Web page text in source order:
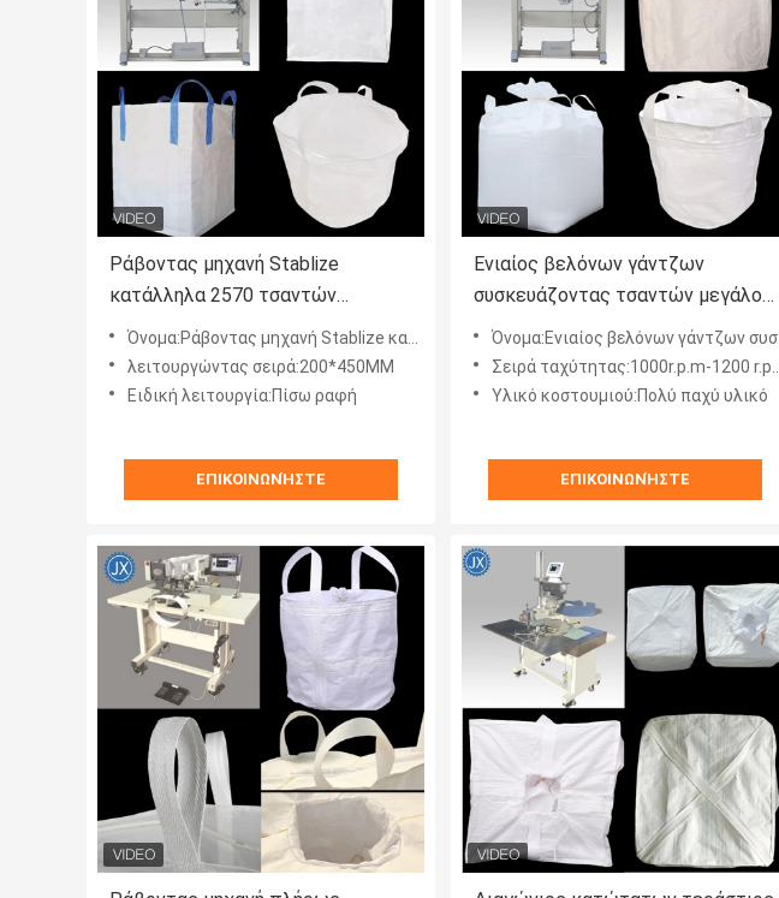
Ράβοντας μηχανή Stablize
κατάλληλα 2570 τσαντών
εμπορευματοκιβωτίων
κλειδαριών πενταλιών
πνευματική
Όνομα:Ράβοντας μηχανή Stablize κατάλληλα 2570 τσαντών εμπορευματοκιβωτίων κλειδαριών πενταλιών πνευματική
λειτουργώντας σειρά:200*450MM
Ειδική λειτουργία:Πίσω ραφή
ΕΠΙΚΟΙΝΩΝΉΣΤΕ
Ενιαίος βελόνων γάντζων
συσκευάζοντας τσαντών μεγάλος
γάντζος 2560 δύναμης ράβοντας
μηχανών ισχυρός
Όνομα:Ενιαίος βελόνων γάντζων συσκευάζοντας τσαντών μεγάλος γάντζος 2560 δύναμης ράβοντας μηχανών ισχυρός
Σειρά ταχύτητας:1000r.p.m-1200 r.p.m
Υλικό κοστουμιού:Πολύ παχύ υλικό
ΕΠΙΚΟΙΝΩΝΉΣΤΕ